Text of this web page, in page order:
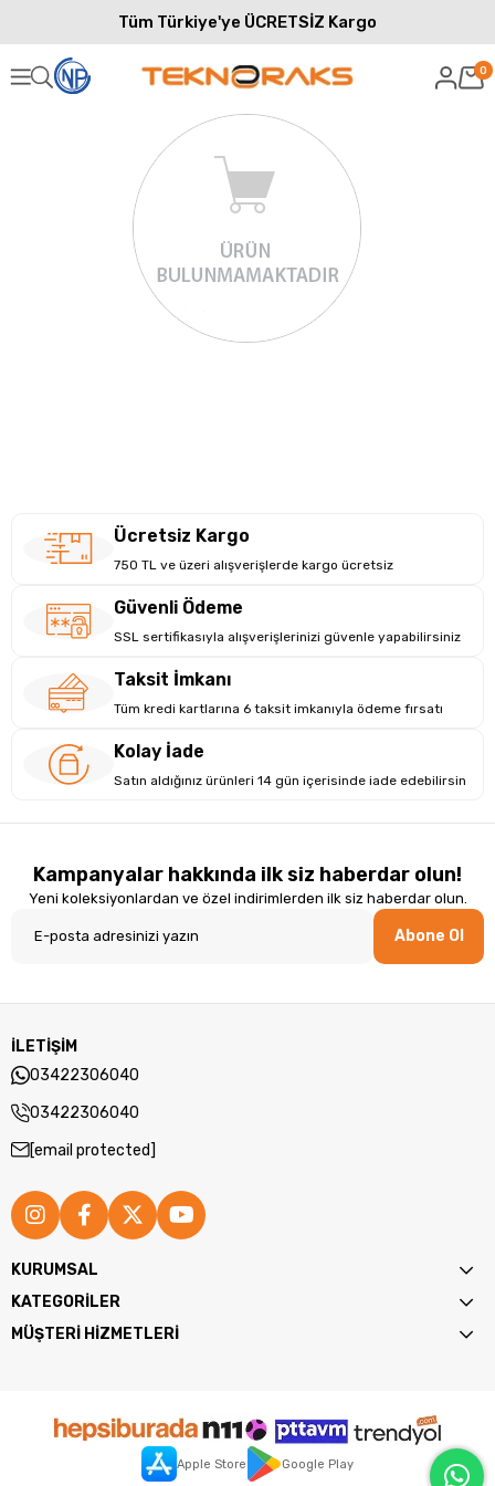
Tüm Türkiye'ye ÜCRETSİZ Kargo
0
Ücretsiz Kargo
750 TL ve üzeri alışverişlerde kargo ücretsiz
Güvenli Ödeme
SSL sertifikasıyla alışverişlerinizi güvenle yapabilirsiniz
Taksit İmkanı
Tüm kredi kartlarına 6 taksit imkanıyla ödeme fırsatı
Kolay İade
Satın aldığınız ürünleri 14 gün içerisinde iade edebilirsin
Kampanyalar hakkında ilk siz haberdar olun!
Yeni koleksiyonlardan ve özel indirimlerden ilk siz haberdar olun.
Abone Ol
İLETİŞİM
03422306040
03422306040
[email protected]
KURUMSAL
KATEGORİLER
MÜŞTERİ HİZMETLERİ
Apple Store Google Play